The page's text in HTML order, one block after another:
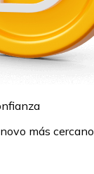
más cercano